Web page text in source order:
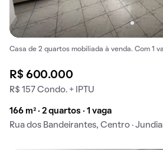
Casa de 2 quartos mobiliada à venda. Com 1
R$ 600.000
R$ 157 Condo. + IPTU
166 m² · 2 quartos · 1 vaga
Rua dos Bandeirantes, Centro ·